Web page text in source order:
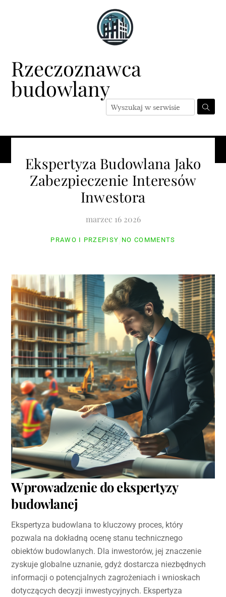
Rzeczoznawca
budowlany
Ekspertyza Budowlana Jako
Zabezpieczenie Interesów
Inwestora
marzec 16 2026
PRAWO I PRZEPISY NO COMMENTS
Wprowadzenie do ekspertyzy
budowlanej
Ekspertyza budowlana to kluczowy proces, który
pozwala na dokładną ocenę stanu technicznego
obiektów budowlanych. Dla inwestorów, jej znaczenie
zyskuje globalne uznanie, gdyż dostarcza niezbędnych
informacji o potencjalnych zagrożeniach i wnioskach
dotyczących decyzji inwestycyjnych. Ekspertyza